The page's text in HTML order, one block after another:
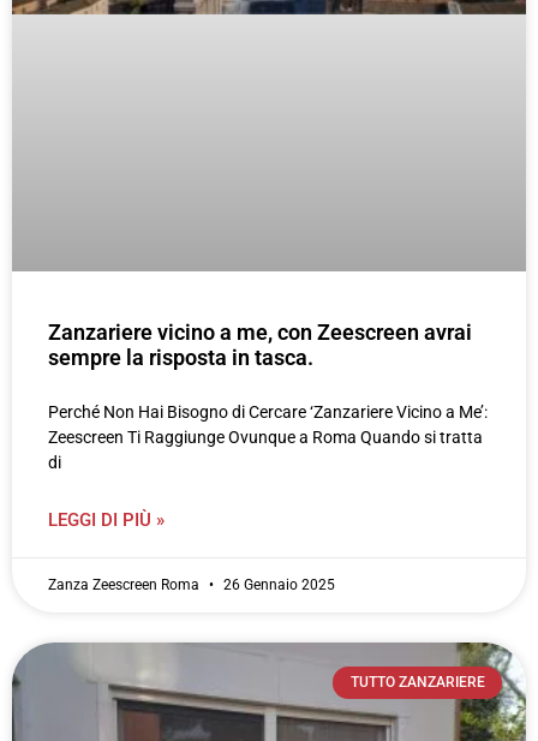
Zanzariere vicino a me, con Zeescreen avrai
sempre la risposta in tasca.
Perché Non Hai Bisogno di Cercare ‘Zanzariere Vicino a Me’:
Zeescreen Ti Raggiunge Ovunque a Roma Quando si tratta
di
LEGGI DI PIÙ »
Zanza Zeescreen Roma 26 Gennaio 2025
TUTTO ZANZARIERE